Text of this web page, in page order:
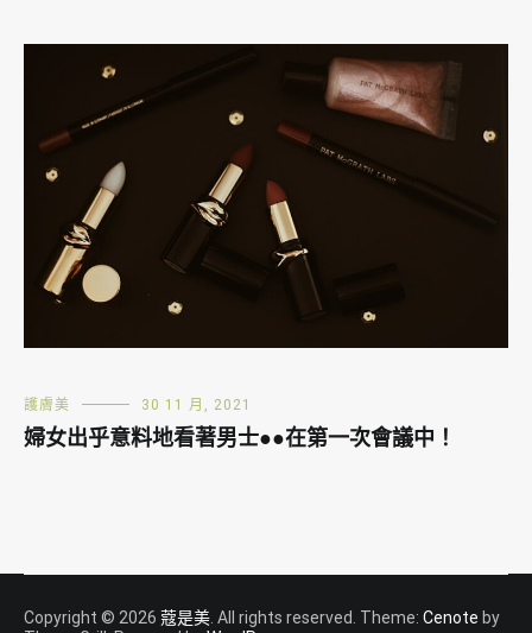
護膚美 30 11 月, 2021
婦女出乎意料地看著男士●●在第一次會議中！
Copyright © 2026 蔻是美 . All rights reserved. Theme: Cenote by